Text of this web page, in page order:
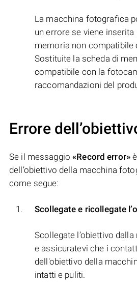
La macchina fotografica
un errore se viene inserita
memoria non compatibile
Sostituite la scheda di
compatibile con la
raccomandazioni del
Errore
Se il messaggio«Record error»
dell’obiettivo della macchina
come segue:
Scollegate e ricollegate
Scollegate l’obiettivo
e assicuratevi che i
dell'obiettivo della
intatti e puliti.